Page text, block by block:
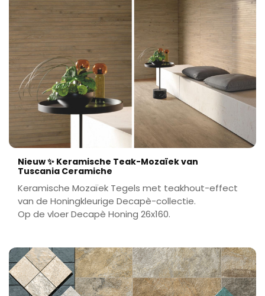
Nieuw ✨ Keramische Teak-Mozaïek van
Tuscania Ceramiche
Keramische Mozaïek Tegels met teakhout-effect
van de Honingkleurige Decapè-collectie.
Op de vloer Decapè Honing 26x160.